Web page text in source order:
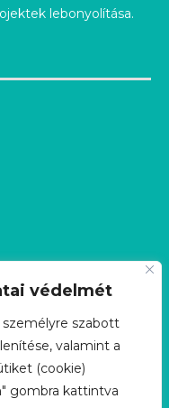
védelmét
személyre szabott
valamint a
(cookie)
gombra kattintva
lebonyolítása.